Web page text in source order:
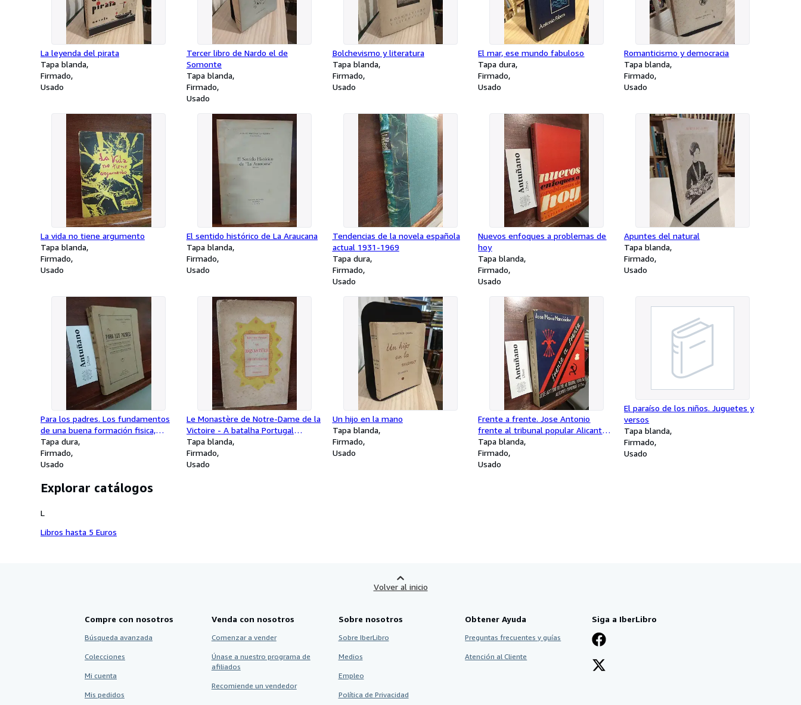
La leyenda del pirata
Tapa blanda
Firmado
Usado
Tercer libro de Nardo el de
Somonte
Tapa blanda
Firmado
Usado
Bolchevismo y literatura
Tapa blanda
Firmado
Usado
El mar, ese mundo fabuloso
Tapa dura
Firmado
Usado
Romanticismo y democracia
Tapa blanda
Firmado
Usado
La vida no tiene argumento
Tapa blanda
Firmado
Usado
El sentido histórico de La Araucana
Tapa blanda
Firmado
Usado
Tendencias de la novela española
actual 1931-1969
Tapa dura
Firmado
Usado
Nuevos enfoques a problemas de
hoy
Tapa blanda
Firmado
Usado
Apuntes del natural
Tapa blanda
Firmado
Usado
Para los padres. Los fundamentos
de una buena formación fisica,
intelectual y moral en el niño y en
el joven
Tapa dura
Firmado
Usado
Le Monastère de Notre-Dame de la
Victoire - A batalha Portugal
(Excursion)
Tapa blanda
Firmado
Usado
Un hijo en la mano
Tapa blanda
Firmado
Usado
Frente a frente. Jose Antonio
frente al tribunal popular Alicante-
Noviembre 1936
Tapa blanda
Firmado
Usado
El paraíso de los niños. Juguetes y
versos
Tapa blanda
Firmado
Usado
Explorar catálogos
L
Libros hasta 5 Euros
Volver al inicio
Compre con nosotros
Búsqueda avanzada
Colecciones
Mi cuenta
Mis pedidos
Venda con nosotros
Comenzar a vender
Únase a nuestro programa de
afiliados
Recomiende un vendedor
Sobre nosotros
Sobre IberLibro
Medios
Empleo
Política de Privacidad
Obtener Ayuda
Preguntas frecuentes y guías
Atención al Cliente
Siga a IberLibro